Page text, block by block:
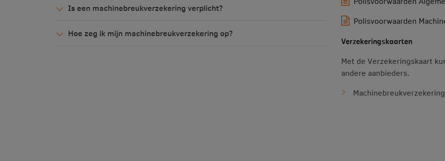
Is een machinebreukverzekering verplicht?
Hoe zeg ik mijn machinebreukverzekering op?
Polisvoorwaarden
Verzekeringskaarten
Met de Verzekeringskaart
andere aanbieders.
Machinebreukverzekering